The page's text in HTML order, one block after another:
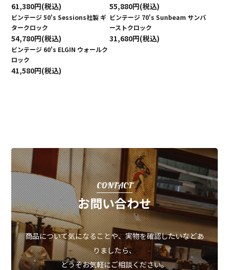
61,380円(税込) 55,880円(税込)
ビンテージ 50's Sessions社製 ギ
タークロック
54,780円(税込)
ビンテージ 70's Sunbeam サンバ
ーストクロック
31,680円(税込)
ビンテージ 60's ELGIN ウォールク
ロック
41,580円(税込)
CONTACT
お問い合わせ
商品について気になることや、実物を確認したいなどあ
りましたら、
どうぞお気軽にご相談ください。